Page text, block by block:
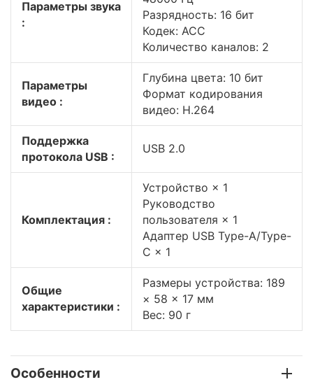
Параметры звука
:
Разрядность: 16 бит
Кодек: ACC
Количество каналов: 2
Параметры
видео :
Глубина цвета: 10 бит
Формат кодирования
видео: H.264
Поддержка
протокола USB :
USB 2.0
Комплектация :
Устройство × 1
Руководство
пользователя × 1
Адаптер USB Type-A/Type-
C × 1
Общие
характеристики :
Размеры устройства: 189
× 58 × 17 мм
Вес: 90 г
Особенности